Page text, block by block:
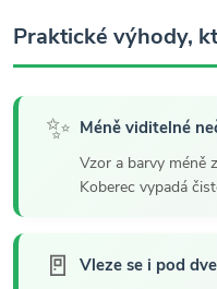
Praktické výhody,
✨ Méně viditelné
Vzor a barvy méně
Koberec vypadá
🚪 Vleze se i pod